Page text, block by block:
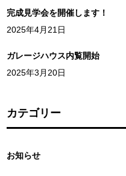
完成見学会を開催します！
2025年4月21日
ガレージハウス内覧開始
2025年3月20日
カテゴリー
お知らせ